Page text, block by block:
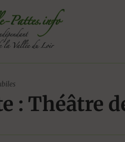
: Théâtre